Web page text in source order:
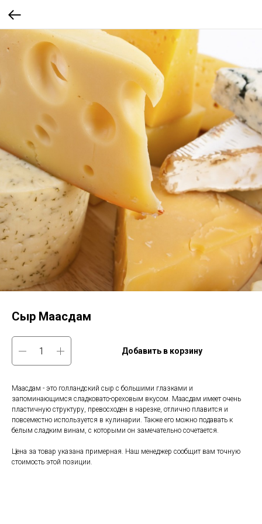
Сыр Маасдам
Добавить в корзину
Маасдам - это голландский сыр с большими глазками и
запоминающимся сладковато-ореховым вкусом. Маасдам имеет очень
пластичную структуру, превосходен в нарезке, отлично плавится и
повсеместно используется в кулинарии. Также его можно подавать к
белым сладким винам, с которыми он замечательно сочетается.
Цена за товар указана примерная. Наш менеджер сообщит вам точную
стоимость этой позиции.